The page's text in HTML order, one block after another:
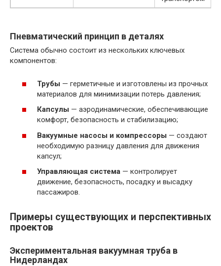
Пневматический принцип в деталях
Система обычно состоит из нескольких ключевых
компонентов:
Трубы — герметичные и изготовлены из прочных
материалов для минимизации потерь давления;
Капсулы — аэродинамические, обеспечивающие
комфорт, безопасность и стабилизацию;
Вакуумные насосы и компрессоры — создают
необходимую разницу давления для движения
капсул;
Управляющая система — контролирует
движение, безопасность, посадку и высадку
пассажиров.
Примеры существующих и перспективных
проектов
Экспериментальная вакуумная труба в
Нидерландах